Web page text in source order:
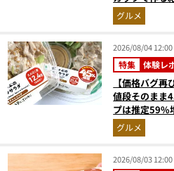
高にウマかった
グルメ
2026/08/04 12:00
特集 体験レ
【価格バグ
値段そのまま
プは推定59%
グルメ
2026/08/03 12:00